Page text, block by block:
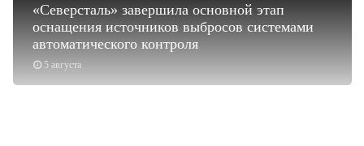
5 августа
«Северсталь» завершила основной этап
оснащения источников выбросов системами
автоматического контроля